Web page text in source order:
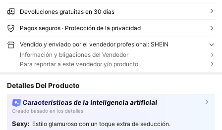
Devoluciones gratuitas en 30 días
Pagos seguros · Protección de la privacidad
Vendido y enviado por el vendedor profesional: SHEIN
Información y bligaciones del Vendedor
Para reportar a este vendedor y/o producto
Detalles Del Producto
Características de la inteligencia artificial
Creado basado en los detalles
Sexy: Estilo glamuroso con un toque extra de seducción.